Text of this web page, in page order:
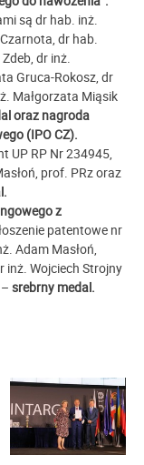
są dr hab. inż.
dr hab.
dr inż.
Gruca-Rokosz, dr
Małgorzata Miąsik
oraz nagroda
(IPO CZ).
UP RP Nr 234945,
prof. PRz oraz
z
patentowe nr
Adam Masłoń,
inż. Wojciech Strojny
srebrny medal.